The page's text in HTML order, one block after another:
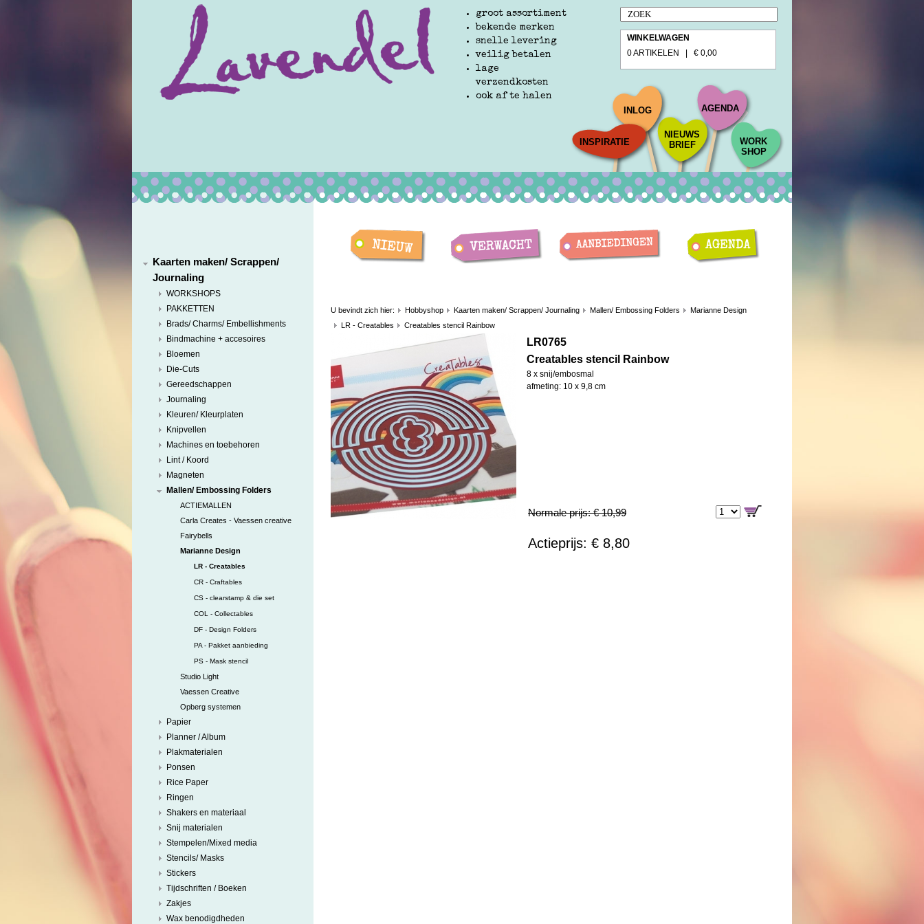
groot assortiment
bekende merken
snelle levering
veilig betalen
lage
verzendkosten
ook af te halen
WINKELWAGEN
0 ARTIKELEN | € 0,00
INSPIRATIE
INLOG
NIEUWS
BRIEF
AGENDA
WORK
SHOP
Kaarten maken/ Scrappen/
Journaling
WORKSHOPS
PAKKETTEN
Brads/ Charms/ Embellishments
Bindmachine + accesoires
Bloemen
Die-Cuts
Gereedschappen
Journaling
Kleuren/ Kleurplaten
Knipvellen
Machines en toebehoren
Lint / Koord
Magneten
Mallen/ Embossing Folders
ACTIEMALLEN
Carla Creates - Vaessen creative
Fairybells
Marianne Design
LR - Creatables
CR - Craftables
CS - clearstamp & die set
COL - Collectables
DF - Design Folders
PA - Pakket aanbieding
PS - Mask stencil
Studio Light
Vaessen Creative
Opberg systemen
Papier
Planner / Album
Plakmaterialen
Ponsen
Rice Paper
Ringen
Shakers en materiaal
Snij materialen
Stempelen/Mixed media
Stencils/ Masks
Stickers
Tijdschriften / Boeken
Zakjes
Wax benodigdheden
U bevindt zich hier: Hobbyshop Kaarten maken/ Scrappen/ Journaling Mallen/ Embossing Folders
Marianne Design
LR - Creatables
Creatables stencil Rainbow
LR0765
Creatables stencil Rainbow
8 x snij/embosmal
afmeting: 10 x 9,8 cm
Normale prijs: € 10,99
Actieprijs: € 8,80